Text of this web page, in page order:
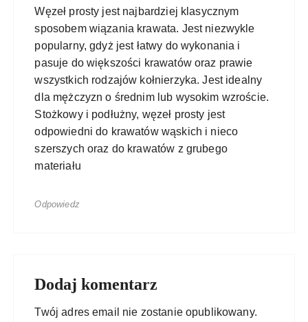
Węzeł prosty jest najbardziej klasycznym
sposobem wiązania krawata. Jest niezwykle
popularny, gdyż jest łatwy do wykonania i
pasuje do większości krawatów oraz prawie
wszystkich rodzajów kołnierzyka. Jest idealny
dla mężczyzn o średnim lub wysokim wzroście.
Stożkowy i podłużny, węzeł prosty jest
odpowiedni do krawatów wąskich i nieco
szerszych oraz do krawatów z grubego
materiału
Odpowiedz
Dodaj komentarz
Twój adres email nie zostanie opublikowany.